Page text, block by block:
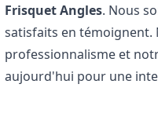
FrisquetAngles. Nous
satisfaits en témoignent.
professionnalisme et
aujourd'hui pour une